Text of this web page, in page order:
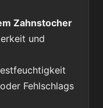
Zahnstocher
und
Fehlschlags